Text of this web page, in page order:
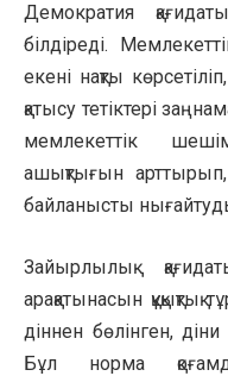
Демократия
білдіреді.
екені нақты
қатысу тетіктері
мемлекеттік
ашықтығын
байланысты
Зайырлылық
арақатынасын
діннен бөлінген,
Бұл норма